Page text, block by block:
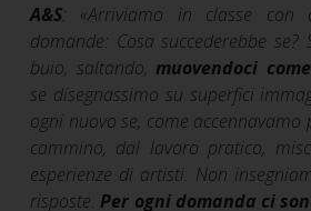
A&S: «Arriviamo in classe con
domande: Cosa succederebbe se?
buio, saltando,muovendoci
se disegnassimo su superfici
ogni nuovo se, come
cammino, dal lavoro pratico,
esperienze di artisti. Non
risposte. Per ogni domanda ci